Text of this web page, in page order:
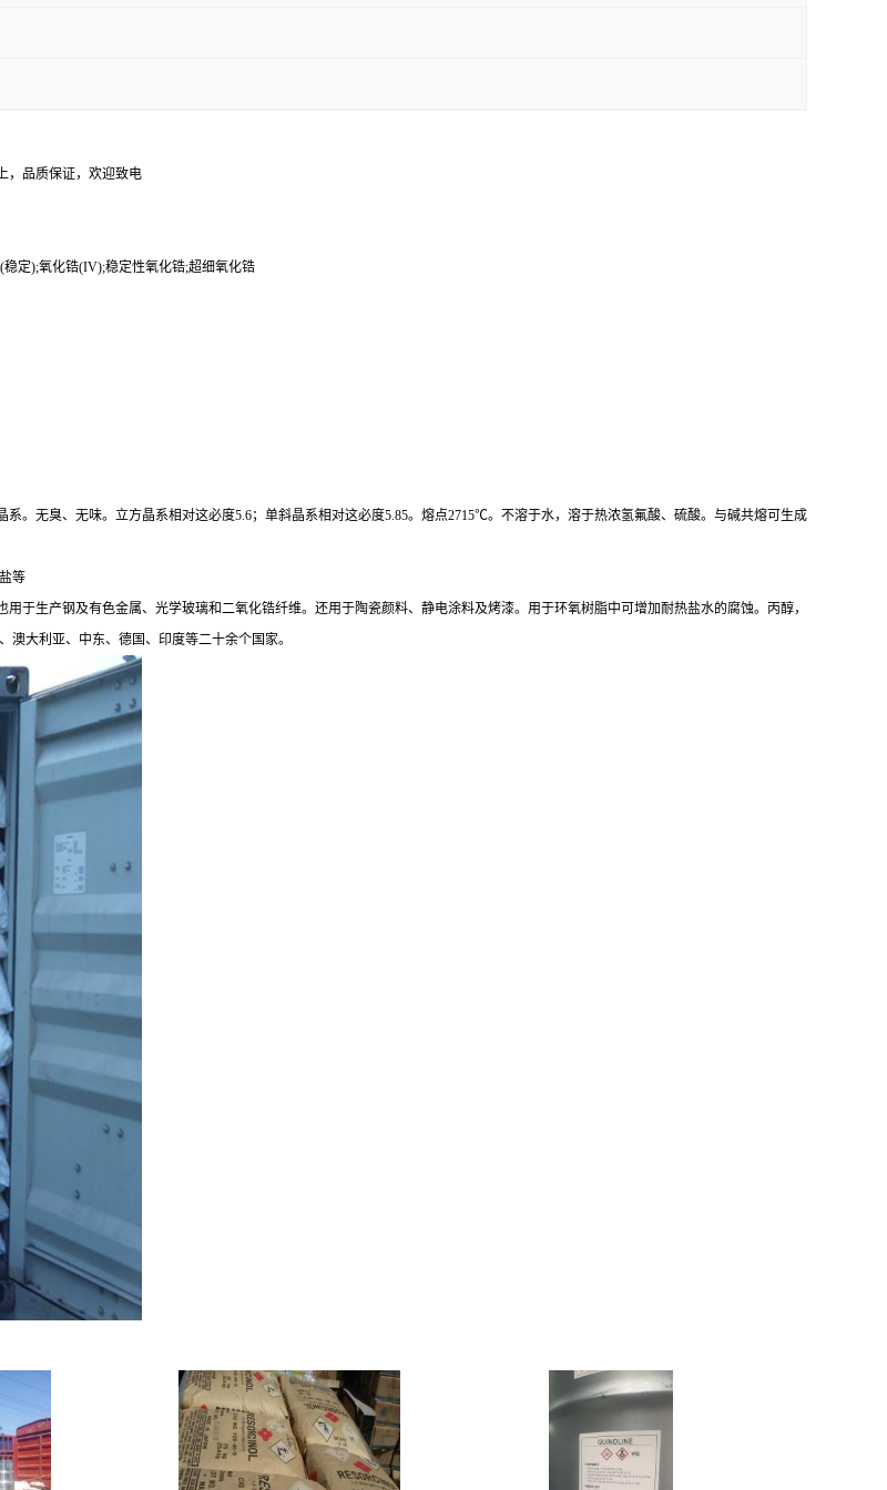
，品质保证，欢迎致电
定);氧化锆(IV);稳定性氧化锆;超细氧化锆
。无臭、无味。立方晶系相对这必度5.6；单斜晶系相对这必度5.85。熔点2715℃。不溶于水，溶于热浓氢氟酸、硫酸。与碱共熔可生成
等
于生产钢及有色金属、光学玻璃和二氧化锆纤维。还用于陶瓷颜料、静电涂料及烤漆。用于环氧树脂中可增加耐热盐水的腐蚀。丙醇，
大利亚、中东、德国、印度等二十余个国家。